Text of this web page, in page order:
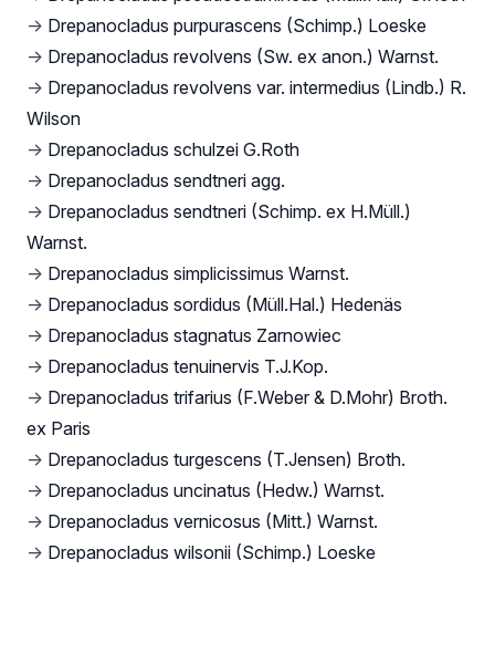
→ Drepanocladus purpurascens (Schimp.) Loeske
→ Drepanocladus revolvens (Sw. ex anon.) Warnst.
→ Drepanocladus revolvens var. intermedius (Lindb.) R.
Wilson
→ Drepanocladus schulzei G.Roth
→ Drepanocladus sendtneri agg.
→ Drepanocladus sendtneri (Schimp. ex H.Müll.)
Warnst.
→ Drepanocladus simplicissimus Warnst.
→ Drepanocladus sordidus (Müll.Hal.) Hedenäs
→ Drepanocladus stagnatus Zarnowiec
→ Drepanocladus tenuinervis T.J.Kop.
→ Drepanocladus trifarius (F.Weber & D.Mohr) Broth.
ex Paris
→ Drepanocladus turgescens (T.Jensen) Broth.
→ Drepanocladus uncinatus (Hedw.) Warnst.
→ Drepanocladus vernicosus (Mitt.) Warnst.
→ Drepanocladus wilsonii (Schimp.) Loeske